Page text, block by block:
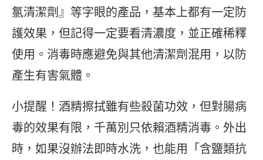
氯清潔劑』等字眼的產品，基本上都有一定防
護效果，但記得一定要看清濃度，並正確稀釋
使用。消毒時應避免與其他清潔劑混用，以防
產生有害氣體。
小提醒！酒精擦拭雖有些殺菌功效，但對腸病
毒的效果有限，千萬別只依賴酒精消毒。外出
時，如果沒辦法即時水洗，也能用「含鹽類抗